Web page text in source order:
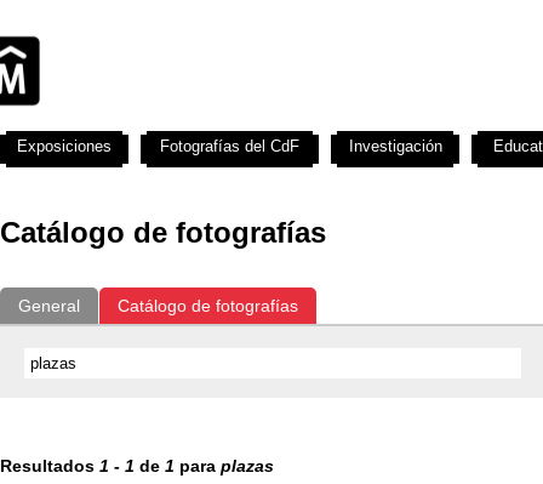
Catálogo de fotografías
General Catálogo de fotografías
Resultados 1 - 1 de 1 para plazas
Exposiciones Fotografías del CdF Investigación